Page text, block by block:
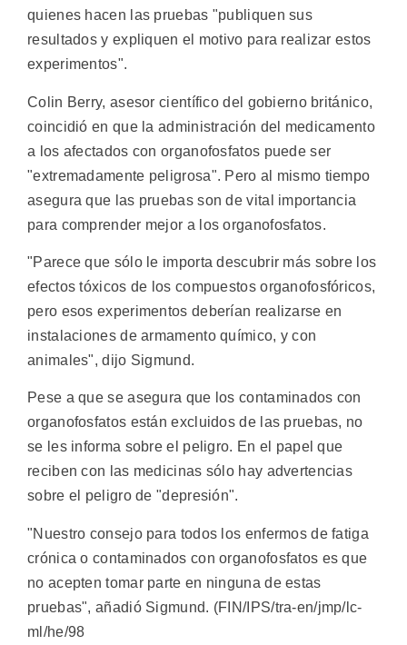
quienes hacen las pruebas "publiquen sus
resultados y expliquen el motivo para realizar estos
experimentos".
Colin Berry, asesor científico del gobierno británico,
coincidió en que la administración del medicamento
a los afectados con organofosfatos puede ser
"extremadamente peligrosa". Pero al mismo tiempo
asegura que las pruebas son de vital importancia
para comprender mejor a los organofosfatos.
"Parece que sólo le importa descubrir más sobre los
efectos tóxicos de los compuestos organofosfóricos,
pero esos experimentos deberían realizarse en
instalaciones de armamento químico, y con
animales", dijo Sigmund.
Pese a que se asegura que los contaminados con
organofosfatos están excluidos de las pruebas, no
se les informa sobre el peligro. En el papel que
reciben con las medicinas sólo hay advertencias
sobre el peligro de "depresión".
"Nuestro consejo para todos los enfermos de fatiga
crónica o contaminados con organofosfatos es que
no acepten tomar parte en ninguna de estas
pruebas", añadió Sigmund. (FIN/IPS/tra-en/jmp/lc-
ml/he/98